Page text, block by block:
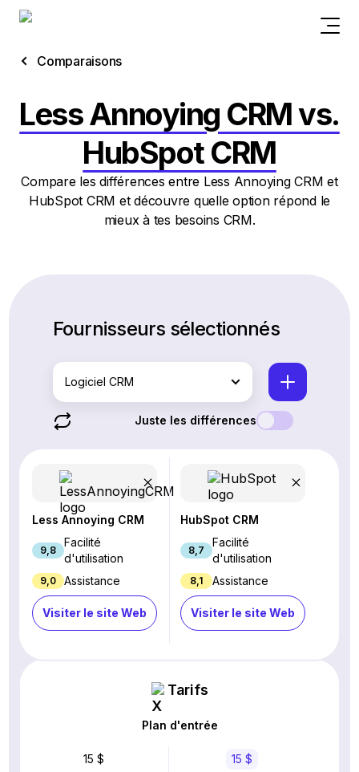
Comparaisons
Less Annoying CRM vs.
HubSpot CRM
Compare les différences entre Less Annoying CRM et
HubSpot CRM et découvre quelle option répond le
mieux à tes besoins CRM.
Fournisseurs sélectionnés
Logiciel CRM
Juste les différences
Less Annoying CRM
9,8
Facilité
d'utilisation
9,0 Assistance
Visiter le site Web
HubSpot CRM
8,7
Facilité
d'utilisation
8,1 Assistance
Visiter le site Web
Tarifs
Plan d'entrée
15 $ 15 $